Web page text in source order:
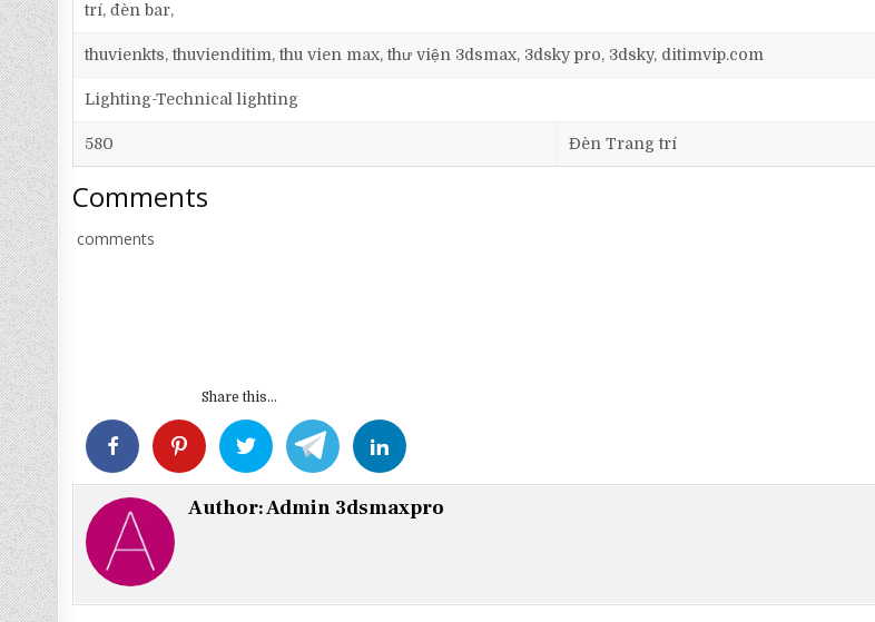
trí, đèn bar,
thuvienkts, thuvienditim, thu vien max, thư viện 3dsmax, 3dsky pro, 3dsky, ditimvip.com
Lighting-Technical lighting
580 Đèn Trang trí
Comments
comments
Share this...
Author:Admin 3dsmaxpro